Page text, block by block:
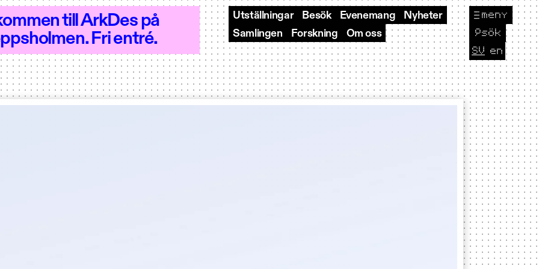
10–18 - Öppet 10–18
till ArkDes på
Fri entré.
Utställningar Besök Evenemang
Nyheter
Samlingen
Forskning Om oss
meny
🔎sök
CURRENT
SV Byt
en